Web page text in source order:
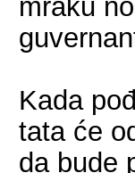
mraku
Kada
tata će
da bude